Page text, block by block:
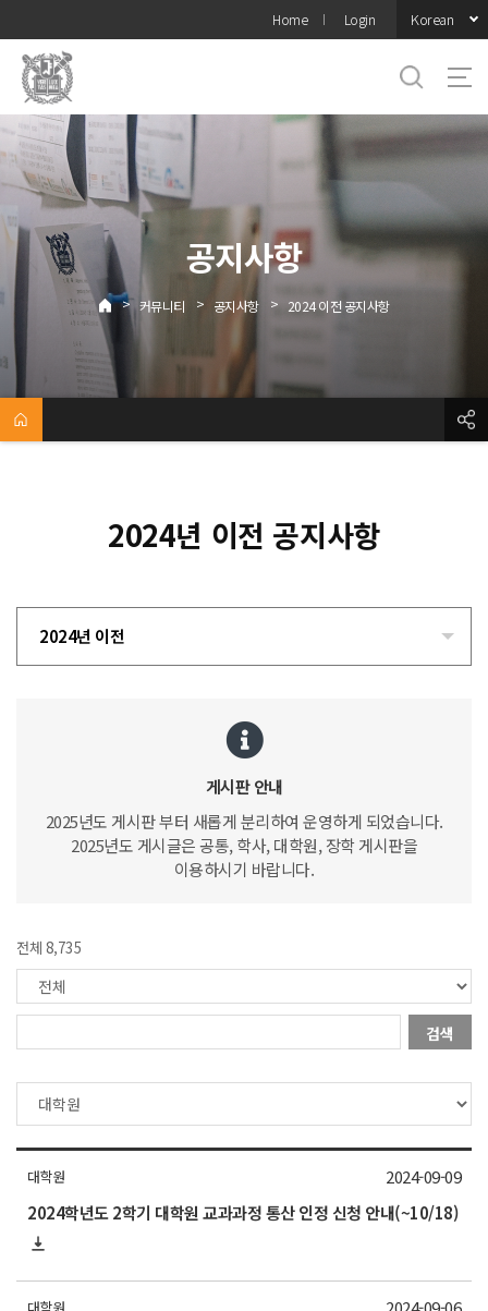
메뉴
Home Login Korean
공지사항
> 커뮤니티 > 공지사항 > 2024 이전 공지사항
2024년 이전 공지사항
2024년 이전
게시판 안내
2025년도 게시판 부터 새롭게 분리하여 운영하게 되었습니다.
2025년도 게시글은 공통, 학사, 대학원, 장학 게시판을
이용하시기 바랍니다.
전체 8,735
검색
대학원
2024학년도 2학기 대학원 교과과정 통산 인정 신청 안내(~10/18)
2024-09-09